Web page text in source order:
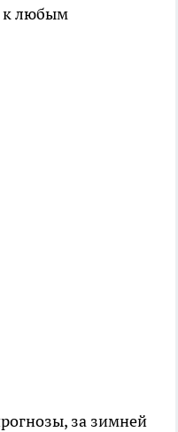
к любым
за зимней